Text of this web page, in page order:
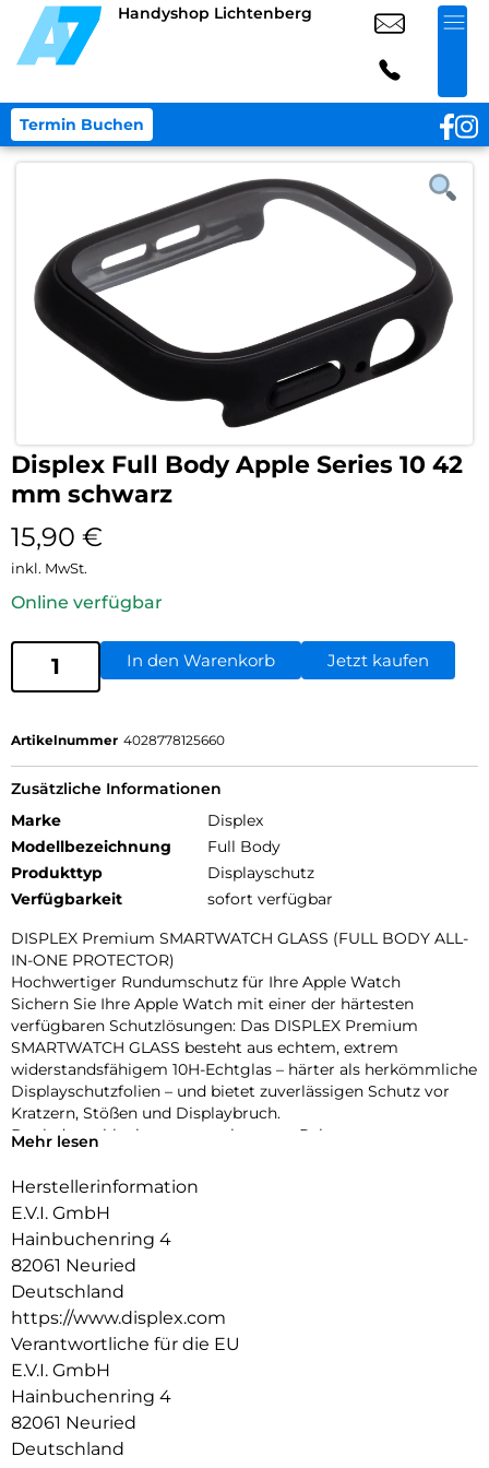
Handyshop Lichtenberg
Termin Buchen
Displex Full Body Apple Series 10 42
mm schwarz
15,90 €
inkl. MwSt.
Online verfügbar
In den Warenkorb Jetzt kaufen
Artikelnummer 4028778125660
Zusätzliche Informationen
Marke
Displex
Modellbezeichnung
Full Body
Produkttyp
Displayschutz
Verfügbarkeit
sofort verfügbar
DISPLEX Premium SMARTWATCH GLASS (FULL BODY ALL-
IN-ONE PROTECTOR)
Hochwertiger Rundumschutz für Ihre Apple Watch
Sichern Sie Ihre Apple Watch mit einer der härtesten
verfügbaren Schutzlösungen: Das DISPLEX Premium
SMARTWATCH GLASS besteht aus echtem, extrem
widerstandsfähigem 10H-Echtglas – härter als herkömmliche
Displayschutzfolien – und bietet zuverlässigen Schutz vor
Kratzern, Stößen und Displaybruch.
Dank des schlanken, matt-schwarzen Rahmens aus
sondern das gesamte Gehäuse geschützt – ohne aufzutragen
umlaufende Dichtung sorgt für eine IP68-Zertifizierung, die
die Uhr effektiv vor Wasser und Staub schützt – ideal für
sportliche Aktivitäten, Outdoor-Einsätze und den täglichen
Gebrauch.
Eine High-Tech-Anti-Fingerprint-Beschichtung reduziert
Fingerabdrücke und erleichtert die Reinigung, während die
reaktionsschnelle Touch- und Button-Bedienung vollständig
erhalten bleibt. Die Uhr lässt sich zudem komfortabel laden,
ohne den Schutz entfernen zu müssen. Dank Snap-On-
Technologie ist die Montage ebenso einfach wie die
Entfernung – ganz ohne Werkzeug.
Mehr lesen
Herstellerinformation
E.V.I. GmbH
Hainbuchenring 4
82061 Neuried
Deutschland
https://www.displex.com
Verantwortliche für die EU
E.V.I. GmbH
Hainbuchenring 4
82061 Neuried
Deutschland